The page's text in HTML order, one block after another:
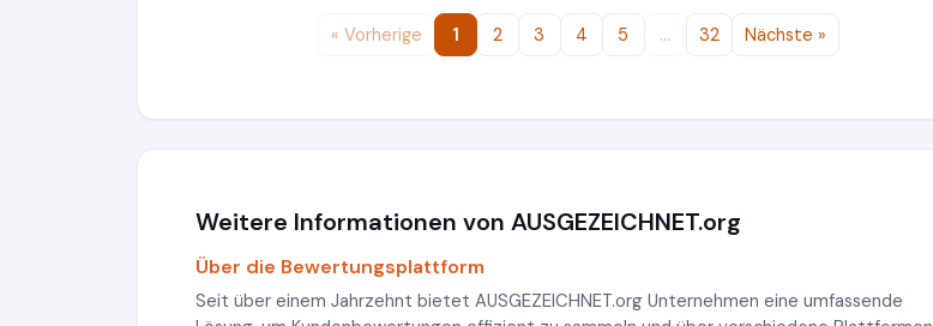
« Vorherige 1 2 3 4 5 … 32 Nächste »
Weitere Informationen von AUSGEZEICHNET.org
Über die Bewertungsplattform
Seit über einem Jahrzehnt bietet AUSGEZEICHNET.org Unternehmen eine umfassende